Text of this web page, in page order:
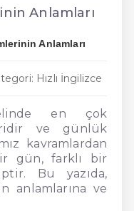
Anlamları
Anlamları
Hızlı İngilizce
en çok
ve günlük
kavramlardan
gün, farklı bir
Bu yazıda,
anlamlarına ve